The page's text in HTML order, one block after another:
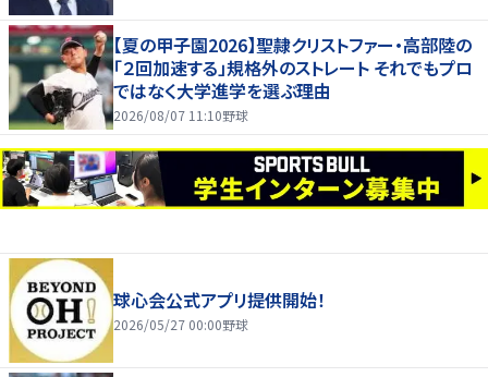
【夏の甲子園2026】聖隷クリストファー・高部陸の
「２回加速する」規格外のストレート それでもプロ
ではなく大学進学を選ぶ理由
2026/08/07 11:10野球
球心会公式アプリ提供開始！
2026/05/27 00:00野球